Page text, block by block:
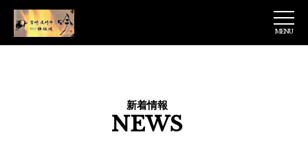
【公式】鉄板焼
MENU
新着情報
NEWS